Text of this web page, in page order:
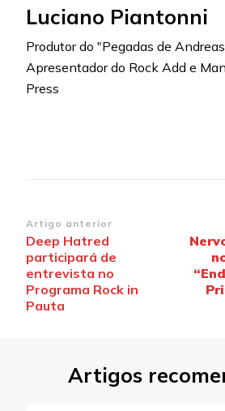
Luciano Piantonni
Produtor do "Pegadas de
Apresentador do Rock Add e
Press
Navegação
de
post
Artigo anterior
Deep Hatred
participará de
entrevista no
Programa Rock in
Pauta
Artigos